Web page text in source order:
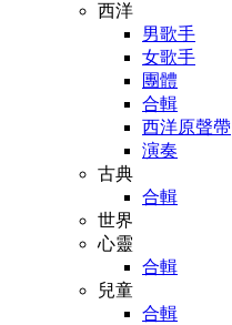
西洋
男歌手
女歌手
團體
合輯
西洋原聲帶
演奏
古典
合輯
世界
心靈
合輯
兒童
合輯